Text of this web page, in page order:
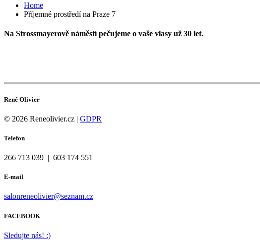
Home
Příjemné prostředí na Praze 7
Na Strossmayerově náměstí pečujeme o vaše vlasy už 30 let.
René Olivier
© 2026 Reneolivier.cz | GDPR
Telefon
266 713 039 | 603 174 551
E-mail
salonreneolivier@seznam.cz
FACEBOOK
Sledujte nás! :)